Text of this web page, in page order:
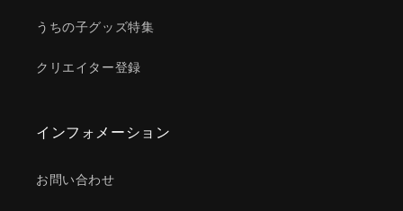
うちの子グッズ特集
クリエイター登録
インフォメーション
お問い合わせ